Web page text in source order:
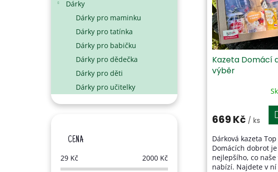
Dárky
Dárky pro maminku
Dárky pro tatínka
Dárky pro babičku
Dárky pro dědečka
Dárky pro děti
Dárky pro učitelky
CENA
29 Kč 2000 Kč
Kazeta Domácí
výběr
669 Kč / ks
Dárková kazeta
Domácích dobrot
nejlepšího, co naše
nabízí. Najdete v